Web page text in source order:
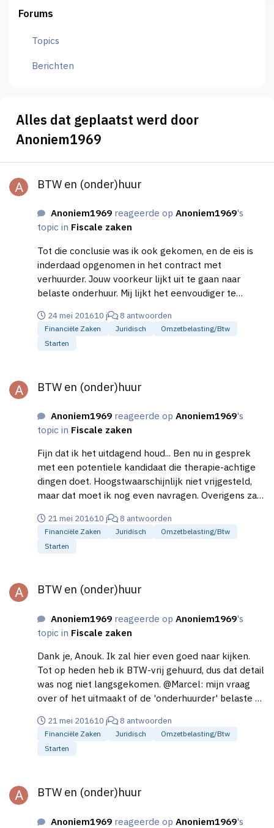
Forums
Topics
Berichten
Alles dat geplaatst werd door
Anoniem1969
BTW en (onder)huur
Anoniem1969 reageerde opAnoniem1969's
topic in Fiscale zaken
Tot die conclusie was ik ook gekomen, en de eis is
inderdaad opgenomen in het contract met
verhuurder. Jouw voorkeur lijkt uit te gaan naar
belaste onderhuur. Mij lijkt het eenvoudiger te
begrepen heb- voor belaste verhuur toestemming
van de Belastingdienst nodig is. Zie ik iets over het
hoofd?
24 mei 201610 j 8 antwoorden
Financiële Zaken Juridisch
Omzetbelasting/btw
Starten
BTW en (onder)huur
Anoniem1969 reageerde opAnoniem1969's
topic in Fiscale zaken
Fijn dat ik het uitdagend houd... Ben nu in gesprek
met een potentiele kandidaat die therapie-achtige
dingen doet. Hoogstwaarschijnlijk niet vrijgesteld,
maar dat moet ik nog even navragen. Overigens zal
werken we in blokken. Ik neem aan dat dat verder
geen verschil maakt. Inderdaad is het een exclusief
gebruiksrecht dat ik verleen, en moet de ruimte
lijkt het dus toch verhuur te gaan worden. Dank voor
natuurlijk graag.)
21 mei 201610 j 8 antwoorden
Financiële Zaken Juridisch
Omzetbelasting/btw
Starten
BTW en (onder)huur
Anoniem1969 reageerde opAnoniem1969's
topic in Fiscale zaken
Dank je, Anouk. Ik zal hier even goed naar kijken.
Tot op heden heb ik BTW-vrij gehuurd, dus dat detail
was nog niet langsgekomen. @Marcel: mijn vraag
over of het uitmaakt of de 'onderhuurder' belaste of
door het andere draadje waar je me naar verwees,
en lijkt me met name van belang voor de
verhuurder als ik het goed begrijp.
21 mei 201610 j 8 antwoorden
Financiële Zaken Juridisch
Omzetbelasting/btw
Starten
BTW en (onder)huur
Anoniem1969 reageerde opAnoniem1969's